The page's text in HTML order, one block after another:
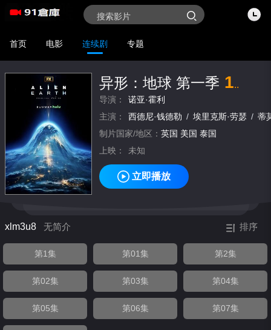
首页 电影 连续剧 专题
异形：地球 第一季 1..
导演：
诺亚·霍利
主演：
西德尼·钱德勒 / 埃里克斯·劳瑟 / 蒂
制片国家/地区： 英国 美国 泰国
上映：
未知
立即播放
xlm3u8 无简介 排序
第1集 第01集 第2集
第02集 第03集 第04集
第05集 第06集 第07集